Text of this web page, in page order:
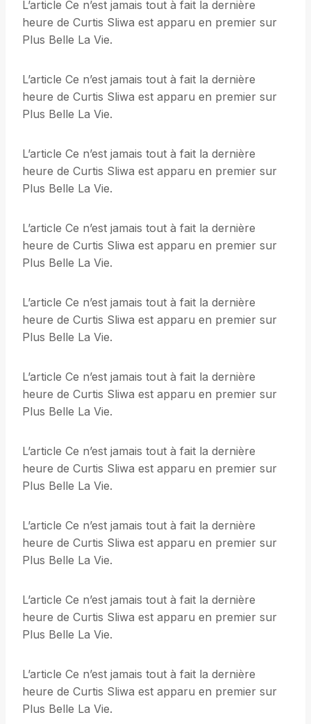
L’article Ce n’est jamais tout à fait la dernière
heure de Curtis Sliwa est apparu en premier sur
Plus Belle La Vie.
L’article Ce n’est jamais tout à fait la dernière
heure de Curtis Sliwa est apparu en premier sur
Plus Belle La Vie.
L’article Ce n’est jamais tout à fait la dernière
heure de Curtis Sliwa est apparu en premier sur
Plus Belle La Vie.
L’article Ce n’est jamais tout à fait la dernière
heure de Curtis Sliwa est apparu en premier sur
Plus Belle La Vie.
L’article Ce n’est jamais tout à fait la dernière
heure de Curtis Sliwa est apparu en premier sur
Plus Belle La Vie.
L’article Ce n’est jamais tout à fait la dernière
heure de Curtis Sliwa est apparu en premier sur
Plus Belle La Vie.
L’article Ce n’est jamais tout à fait la dernière
heure de Curtis Sliwa est apparu en premier sur
Plus Belle La Vie.
L’article Ce n’est jamais tout à fait la dernière
heure de Curtis Sliwa est apparu en premier sur
Plus Belle La Vie.
L’article Ce n’est jamais tout à fait la dernière
heure de Curtis Sliwa est apparu en premier sur
Plus Belle La Vie.
L’article Ce n’est jamais tout à fait la dernière
heure de Curtis Sliwa est apparu en premier sur
Plus Belle La Vie.